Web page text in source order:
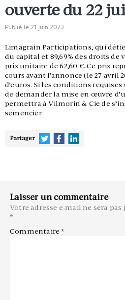
ouverte du 22
Publié le 21 juin 2023
Limagrain Participations, qui
du capital et 89,69% des droits de
prix unitaire de 62,60 €. Ce prix
cours avant l’annonce (le 27 avril
d’euros. Si les conditions
de demander la mise en œuvre
permettra à Vilmorin & Cie de
semencier.
Partager
Laisser un commentaire
Votre adresse e-mail ne sera pas
*
Commentaire*